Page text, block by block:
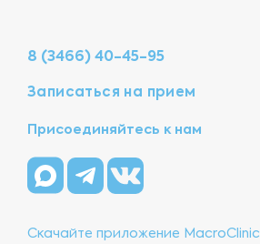
8 (3466) 40-45-95
Записаться на прием
Присоединяйтесь к нам
Скачайте приложение MacroClinic